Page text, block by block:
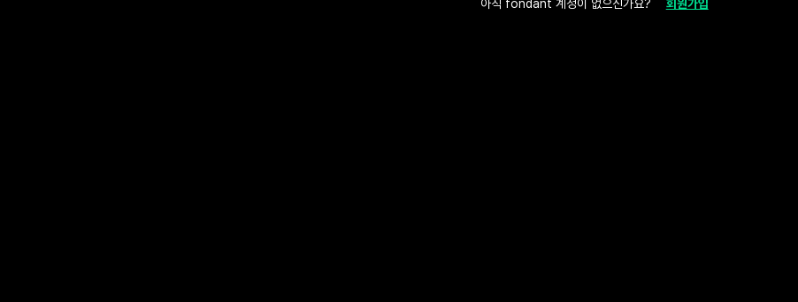
아직 fondant 계정이 없으신가요? 회원가입